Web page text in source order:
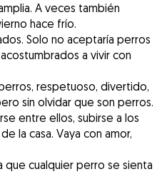
A veces también
hace frío.
Solo no aceptaría perros
a vivir con
respetuoso, divertido,
sin olvidar que son perros.
entre ellos, subirse a los
la casa. Vaya con amor,
que cualquier perro se sienta